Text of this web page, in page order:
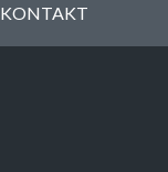
KONTAKT